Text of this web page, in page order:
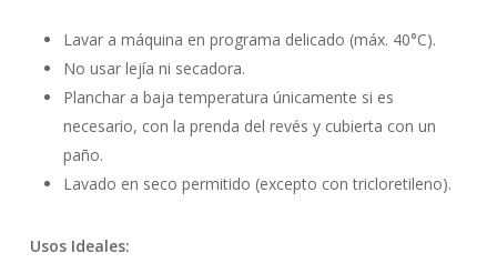
Lavar a máquina en programa delicado (máx. 40°C).
No usar lejía ni secadora.
Planchar a baja temperatura únicamente si es
necesario, con la prenda del revés y cubierta con un
paño.
Lavado en seco permitido (excepto con tricloretileno).
Usos Ideales: